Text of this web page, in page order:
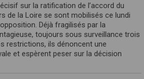
sur la ratification de l’accord du
de la Loire se sont mobilisés ce lundi
Déjà fragilisés par la
toujours sous surveillance trois
restrictions, ils dénoncent une
et espèrent peser sur la décision